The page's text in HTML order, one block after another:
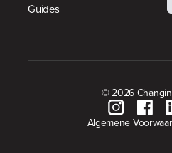
Guides
© 2026
Algemene